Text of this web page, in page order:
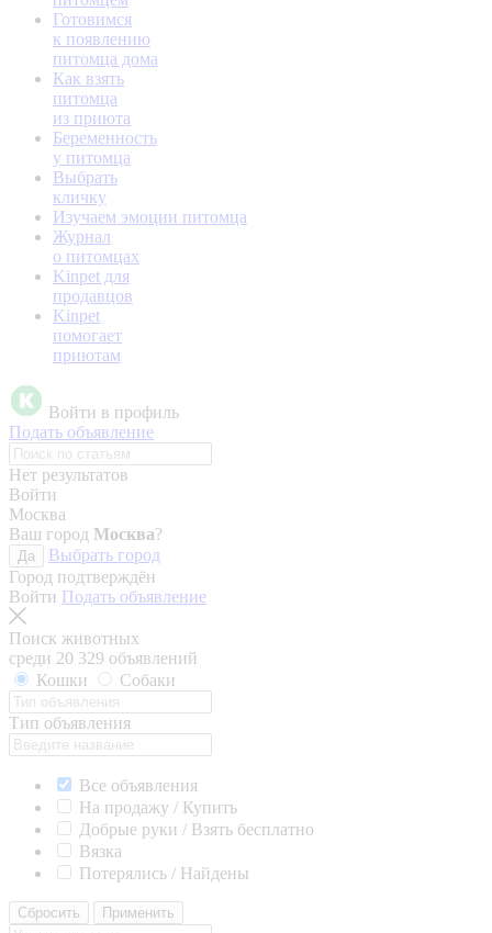
Готовимся
к появлению
питомца дома
Как взять
питомца
из приюта
Беременность
у питомца
Выбрать
кличку
Изучаем эмоции питомца
Журнал
о питомцах
Kinpet для
продавцов
Kinpet
помогает
приютам
Войти в профиль
Подать объявление
Нет результатов
Войти
Москва
Ваш город Москва?
Да
Выбрать город
Город подтверждён
Войти Подать объявление
Поиск животных
среди 20 329 объявлений
Кошки
Собаки
Тип объявления
Все объявления
На продажу / Купить
Добрые руки / Взять бесплатно
Вязка
Потерялись / Найдены
Сбросить Применить